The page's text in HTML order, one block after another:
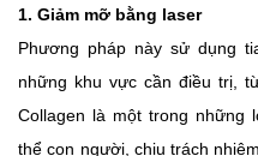
1. Giảm mỡ bằng laser
Phương pháp này sử dụng
những khu vực cần điều trị,
Collagen là một trong những
thể con người, chịu trách